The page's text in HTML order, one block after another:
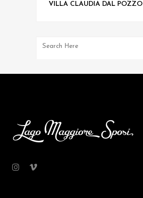
VILLA CLAUDIA DAL POZZO